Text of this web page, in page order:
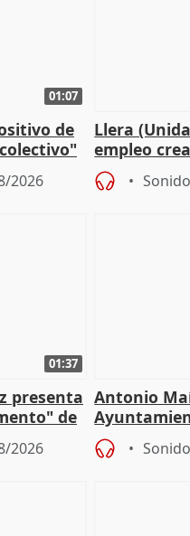
01:07
de
2026
Llera
empleo
"esfumará"
01:37
presenta
de
2026
Antonio
Jiménez